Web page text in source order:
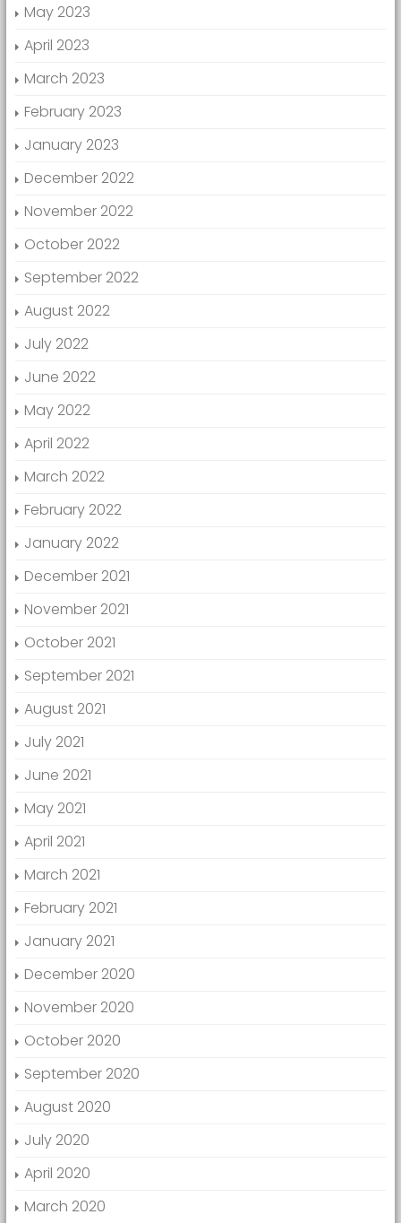
May 2023
April 2023
March 2023
February 2023
January 2023
December 2022
November 2022
October 2022
September 2022
August 2022
July 2022
June 2022
May 2022
April 2022
March 2022
February 2022
January 2022
December 2021
November 2021
October 2021
September 2021
August 2021
July 2021
June 2021
May 2021
April 2021
March 2021
February 2021
January 2021
December 2020
November 2020
October 2020
September 2020
August 2020
July 2020
April 2020
March 2020